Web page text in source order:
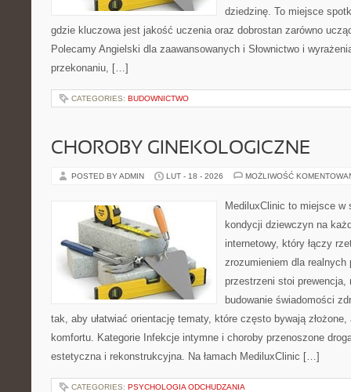
dziedzinę. To miejsce
gdzie kluczowa jest jakość uczenia oraz dobrostan zarówno
Polecamy Angielski dla zaawansowanych i Słownictwo i
przekonaniu, […]
CATEGORIES: BUDOWNICTWO
CHOROBY GINEKOLOGICZNE
POSTED BY ADMIN LUT - 18 - 2026 MOŻLIWOŚĆ
MediluxClinic to miejsce
kondycji dziewczyn na
internetowy, który łączy
zrozumieniem dla
przestrzeni stoi prewencja,
budowanie świadomości
tak, aby ułatwiać orientację tematy, które często bywają
komfortu. Kategorie Infekcje intymne i choroby przenoszone
estetyczna i rekonstrukcyjna. Na łamach MediluxClinic […]
CATEGORIES: PSYCHOLOGIA ODCHUDZANIA